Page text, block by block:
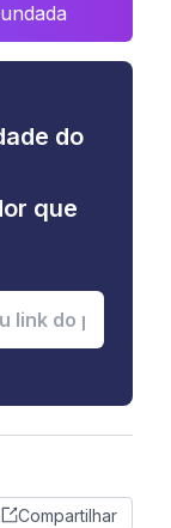
do
que
Compartilhar